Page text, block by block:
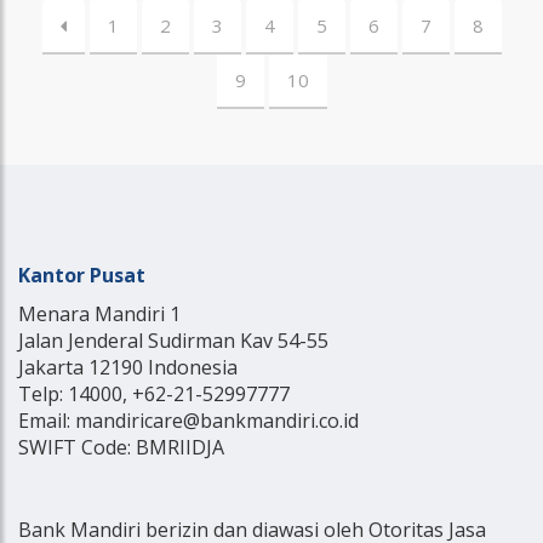
1 2 3 4 5 6 7 8
9 10
Kantor Pusat
Menara Mandiri 1
Jalan Jenderal Sudirman Kav 54-55
Jakarta 12190 Indonesia
Telp: 14000, +62-21-52997777
Email: mandiricare@bankmandiri.co.id
SWIFT Code: BMRIIDJA
Bank Mandiri berizin dan diawasi oleh Otoritas Jasa